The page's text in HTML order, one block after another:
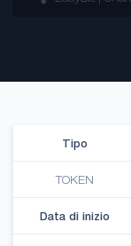
Tipo
TOKEN
Data di inizio